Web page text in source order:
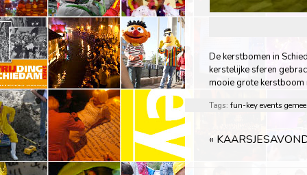
De kerstbomen in
kerstelijke sferen
mooie grote kerstboom
Tags: fun-key events
«